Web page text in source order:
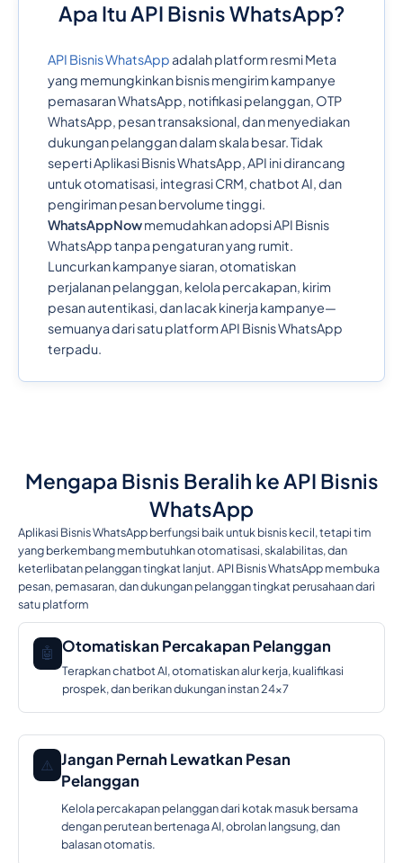
Apa Itu API Bisnis WhatsApp?
API Bisnis WhatsAppadalah platform resmi Meta
yang memungkinkan bisnis mengirim kampanye
pemasaran WhatsApp, notifikasi pelanggan, OTP
WhatsApp, pesan transaksional, dan menyediakan
dukungan pelanggan dalam skala besar. Tidak
seperti Aplikasi Bisnis WhatsApp, API ini dirancang
untuk otomatisasi, integrasi CRM, chatbot AI, dan
pengiriman pesan bervolume tinggi.
WhatsAppNowmemudahkan adopsi API Bisnis
WhatsApp tanpa pengaturan yang rumit.
Luncurkan kampanye siaran, otomatiskan
perjalanan pelanggan, kelola percakapan, kirim
pesan autentikasi, dan lacak kinerja kampanye—
semuanya dari satu platform API Bisnis WhatsApp
terpadu.
Mengapa Bisnis Beralih ke API Bisnis
WhatsApp
Aplikasi Bisnis WhatsApp berfungsi baik untuk bisnis kecil, tetapi tim
yang berkembang membutuhkan otomatisasi, skalabilitas, dan
keterlibatan pelanggan tingkat lanjut. API Bisnis WhatsApp membuka
pesan, pemasaran, dan dukungan pelanggan tingkat perusahaan dari
satu platform
🤖 Otomatiskan Percakapan Pelanggan
Terapkan chatbot AI, otomatiskan alur kerja, kualifikasi
prospek, dan berikan dukungan instan 24×7
⚠️ Jangan Pernah Lewatkan Pesan
Pelanggan
Kelola percakapan pelanggan dari kotak masuk bersama
dengan perutean bertenaga AI, obrolan langsung, dan
balasan otomatis.